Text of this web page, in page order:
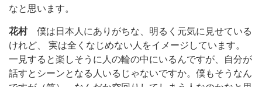
なと思います。
花村僕は日本人にありがちな、明るく元気に見せている
けれど、 実は全くなじめない人をイメージしています。
一見すると楽しそうに人の輪の中にいるんですが、自分が
話すとシーンとなる人いるじゃないですか。僕もそうなん